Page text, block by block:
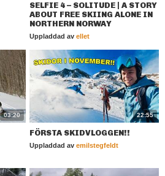
SELFIE 4 – SOLITUDE | A STORY
ABOUT FREE SKIING ALONE IN
NORTHERN NORWAY
Uppladdad av ellet
03:20 22:55
FÖRSTA SKIDVLOGGEN!!
Uppladdad av emilstegfeldt